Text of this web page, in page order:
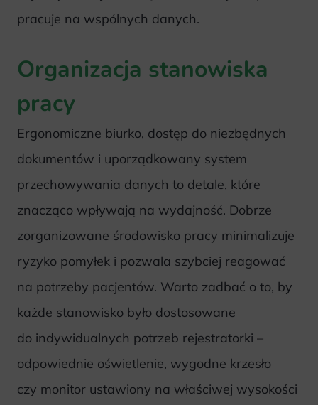
pracuje na wspólnych danych.
Organizacja stanowiska
pracy
Ergonomiczne biurko, dostęp do niezbędnych
dokumentów i uporządkowany system
przechowywania danych to detale, które
znacząco wpływają na wydajność. Dobrze
zorganizowane środowisko pracy minimalizuje
ryzyko pomyłek i pozwala szybciej reagować
na potrzeby pacjentów. Warto zadbać o to, by
każde stanowisko było dostosowane
do indywidualnych potrzeb rejestratorki –
odpowiednie oświetlenie, wygodne krzesło
czy monitor ustawiony na właściwej wysokości